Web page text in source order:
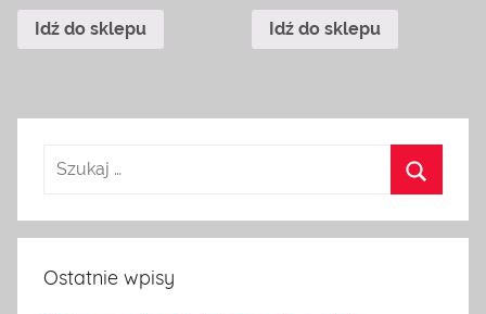
Idź do sklepu Idź do sklepu
Ostatnie wpisy